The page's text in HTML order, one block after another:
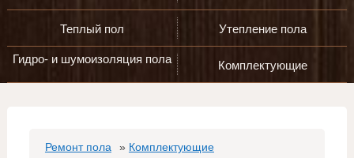
Теплый пол Утепление пола
Гидро- и шумоизоляция пола Комплектующие
Ремонт пола » Комплектующие